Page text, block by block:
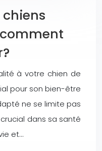
à votre chien de
pour son bien-être
ne se limite pas
dans sa santé
et…